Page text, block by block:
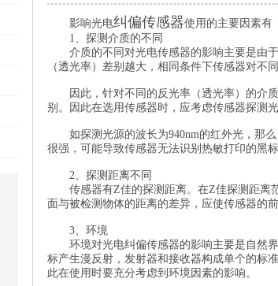
影响光电纠偏传感器使用的主要因素有
1、探测介质的不同
介质的不同对光电传感器的影响主要是由
（透光率）差别越大，相同条件下传感器对不
因此，针对不同的反光率（透光率）的介
别。因此在选用传感器时，应考虑传感器探测
如探测光源的波长为940nm的红外光，那
很强，可能导致传感器无法识别热敏打印的黑标
2、探测距离不同
传感器有Z佳的探测距离。在Z佳探测距离
面与被检测物体的距离的差异，应使传感器的
3、环境
环境对光电纠偏传感器的影响主要是自然
标产生漫反射，发射器和接收器构成单个的标
此在使用时要充分考虑到环境因素的影响。